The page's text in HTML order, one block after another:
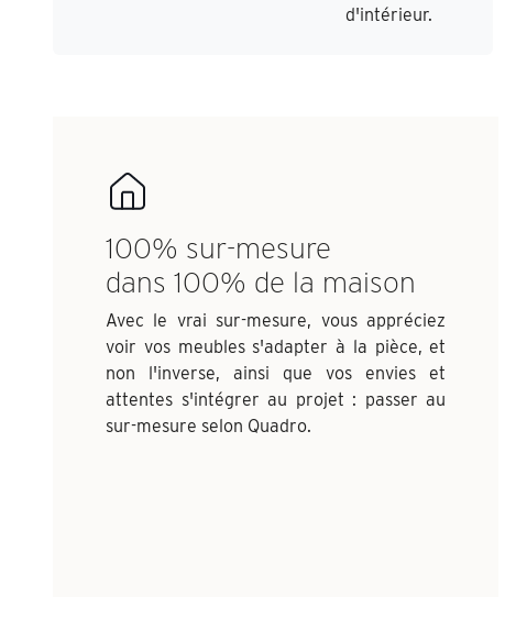
d'intérieur.
100% sur-mesure
dans 100% de la maison
Avec le vrai sur-mesure, vous appréciez
voir vos meubles s'adapter à la pièce, et
non l'inverse, ainsi que vos envies et
attentes s'intégrer au projet : passer au
sur-mesure selon Quadro.